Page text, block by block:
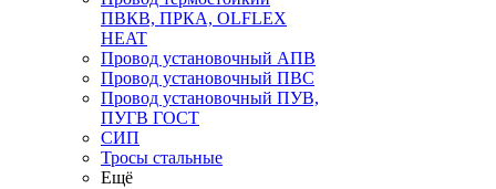
ПВКВ, ПРКА, OLFLEX
HEAT
Провод установочный АПВ
Провод установочный ПВС
Провод установочный ПУВ,
ПУГВ ГОСТ
СИП
Тросы стальные
Ещё